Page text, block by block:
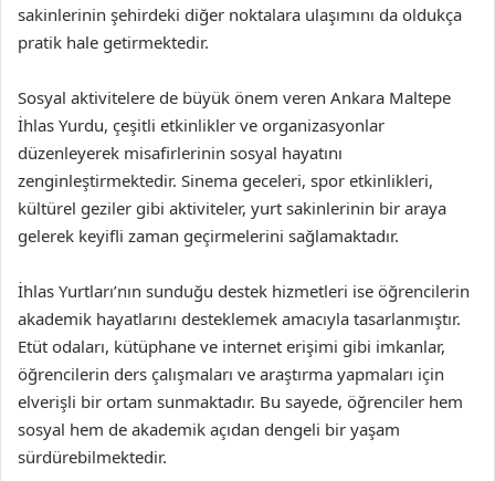
sakinlerinin şehirdeki diğer noktalara ulaşımını da oldukça
pratik hale getirmektedir.
Sosyal aktivitelere de büyük önem veren Ankara Maltepe
İhlas Yurdu, çeşitli etkinlikler ve organizasyonlar
düzenleyerek misafirlerinin sosyal hayatını
zenginleştirmektedir. Sinema geceleri, spor etkinlikleri,
kültürel geziler gibi aktiviteler, yurt sakinlerinin bir araya
gelerek keyifli zaman geçirmelerini sağlamaktadır.
İhlas Yurtları’nın sunduğu destek hizmetleri ise öğrencilerin
akademik hayatlarını desteklemek amacıyla tasarlanmıştır.
Etüt odaları, kütüphane ve internet erişimi gibi imkanlar,
öğrencilerin ders çalışmaları ve araştırma yapmaları için
elverişli bir ortam sunmaktadır. Bu sayede, öğrenciler hem
sosyal hem de akademik açıdan dengeli bir yaşam
sürdürebilmektedir.